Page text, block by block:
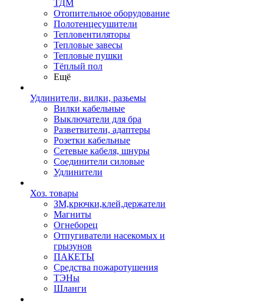
ТДМ
Отопительное оборудование
Полотенцесушители
Тепловентиляторы
Тепловые завесы
Тепловые пушки
Тёплый пол
Ещё
Удлинители, вилки, разьемы
Вилки кабельные
Выключатели для бра
Разветвители, адаптеры
Розетки кабельные
Сетевые кабеля, шнуры
Соединители силовые
Удлинители
Хоз. товары
ЗМ,крючки,клей,держатели
Магниты
Огнеборец
Отпугиватели насекомых и
грызунов
ПАКЕТЫ
Средства пожаротушения
ТЭНы
Шланги